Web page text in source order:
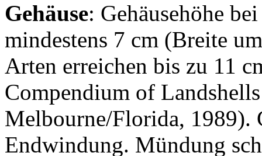
Gehäuse: Gehäusehöhe
mindestens 7 cm (Breite
Arten erreichen bis zu 11
Compendium of
Melbourne/Florida, 1989).
Endwindung. Mündung